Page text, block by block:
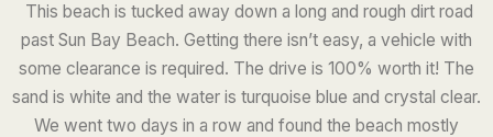
This beach is tucked away down a long and rough dirt road
past Sun Bay Beach. Getting there isn’t easy, a vehicle with
some clearance is required. The drive is 100% worth it! The
sand is white and the water is turquoise blue and crystal clear.
We went two days in a row and found the beach mostly